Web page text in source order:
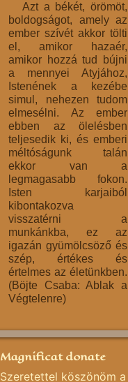
Azt a békét, örömöt,
boldogságot, amely az
ember szívét akkor tölti
el, amikor hazaér,
amikor hozzá tud bújni
a mennyei Atyjához,
Istenének a kezébe
simul, nehezen tudom
elmesélni. Az ember
ebben az ölelésben
teljesedik ki, és emberi
méltóságunk talán
ekkor van a
legmagasabb fokon.
Isten karjaiból
kibontakozva
visszatérni a
munkánkba, ez az
igazán gyümölcsöző és
szép, értékes és
értelmes az életünkben.
(Böjte Csaba: Ablak a
Végtelenre)
Magnificat donate
Szeretettel köszönöm a